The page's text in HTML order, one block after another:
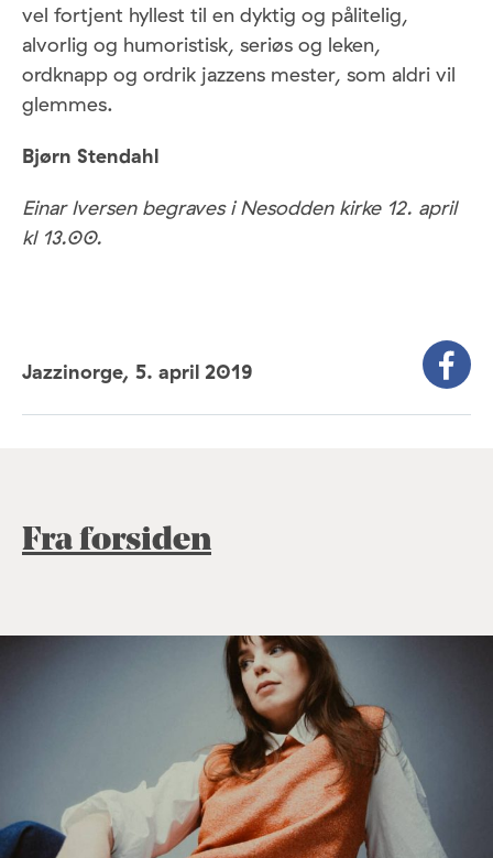
vel fortjent hyllest til en dyktig og pålitelig,
alvorlig og humoristisk, seriøs og leken,
ordknapp og ordrik jazzens mester, som aldri vil
glemmes.
Bjørn Stendahl
Einar Iversen begraves i Nesodden kirke 12. april
kl 13.00.
Jazzinorge, 5. april 2019
Fra forsiden